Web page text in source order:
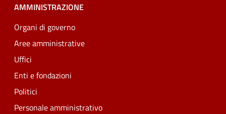
AMMINISTRAZIONE
Organi di governo
Aree amministrative
Uffici
Enti e fondazioni
Politici
Personale amministrativo